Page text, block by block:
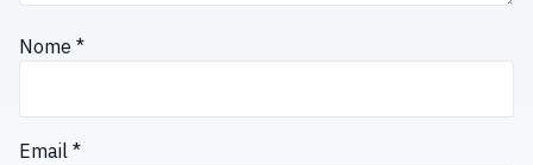
Nome *
Email *